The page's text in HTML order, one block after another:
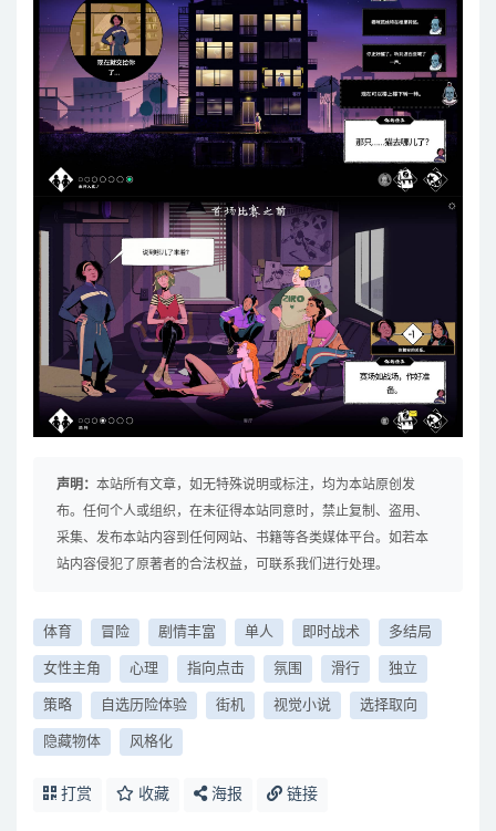
声明： 本站所有文章，如无特殊说明或标注，均为本站原创发
布。任何个人或组织，在未征得本站同意时，禁止复制、盗用、
采集、发布本站内容到任何网站、书籍等各类媒体平台。如若本
站内容侵犯了原著者的合法权益，可联系我们进行处理。
体育 冒险 剧情丰富 单人 即时战术 多结局
女性主角 心理 指向点击 氛围 滑行 独立
策略 自选历险体验 街机 视觉小说 选择取向
隐藏物体 风格化
打赏 收藏 海报 链接